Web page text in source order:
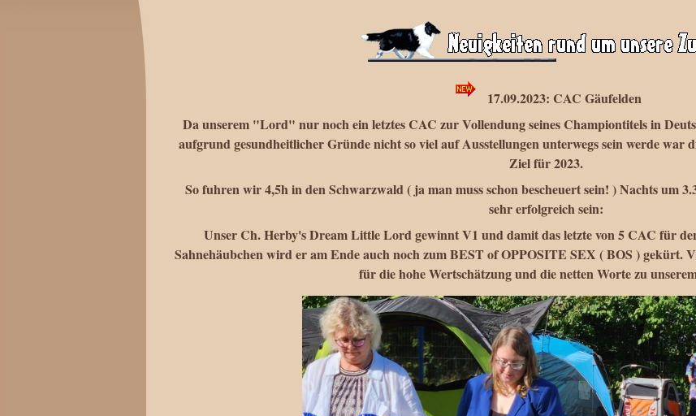
17.09.2023: CAC Gäufelden
Da unserem "Lord" nur noch ein letztes CAC zur Vollendung seines Championtitels in
aufgrund gesundheitlicher Gründe nicht so viel auf Ausstellungen unterwegs sein werde war
Ziel für 2023.
So fuhren wir 4,5h in den Schwarzwald ( ja man muss schon bescheuert sein! ) Nachts um
sehr erfolgreich sein:
Unser Ch. Herby's Dream Little Lord gewinnt V1 und damit das letzte von 5 CAC für
Sahnehäubchen wird er am Ende auch noch zum BEST of OPPOSITE SEX ( BOS ) gekürt.
für die hohe Wertschätzung und die netten Worte zu